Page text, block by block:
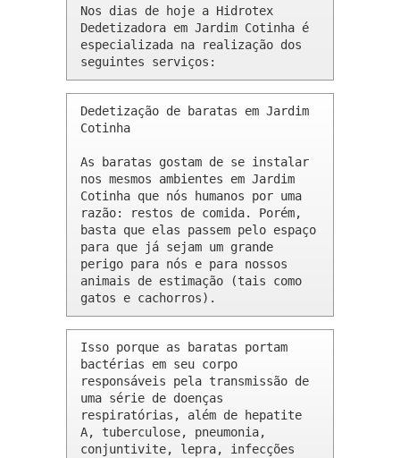
Nos dias de hoje a Hidrotex
Dedetizadora em Jardim Cotinha é
especializada na realização dos
seguintes serviços:
Dedetização de baratas em Jardim
Cotinha
As baratas gostam de se instalar
nos mesmos ambientes em Jardim
Cotinha que nós humanos por uma
razão: restos de comida. Porém,
basta que elas passem pelo espaço
para que já sejam um grande
perigo para nós e para nossos
animais de estimação (tais como
gatos e cachorros).
Isso porque as baratas portam
bactérias em seu corpo
responsáveis pela transmissão de
uma série de doenças
respiratórias, além de hepatite
A, tuberculose, pneumonia,
conjuntivite, lepra, infecções